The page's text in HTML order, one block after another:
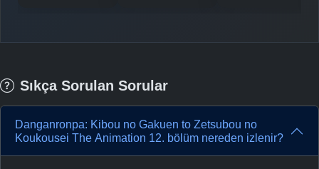
Sıkça Sorulan Sorular
Danganronpa: Kibou no Gakuen to Zetsubou no
Koukousei The Animation 12. bölüm nereden izlenir?